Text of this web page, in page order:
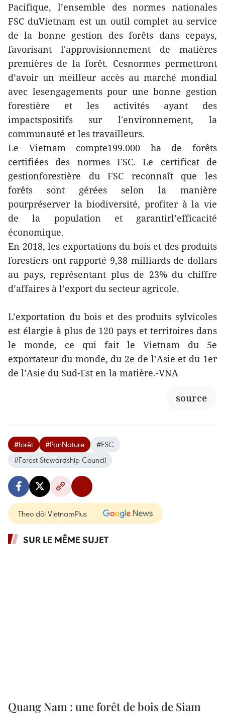
Pacifique, l’ensemble des normes nationales
FSC duVietnam est un outil complet au service
de la bonne gestion des forêts dans cepays,
favorisant l'approvisionnement de matières
premières de la forêt. Cesnormes permettront
d’avoir un meilleur accès au marché mondial
avec lesengagements pour une bonne gestion
forestière et les activités ayant des
impactspositifs sur l'environnement, la
communauté et les travailleurs.
Le Vietnam compte199.000 ha de forêts
certifiées des normes FSC. Le certificat de
gestionforestière du FSC reconnaît que les
forêts sont gérées selon la manière
pourpréserver la biodiversité, profiter à la vie
de la population et garantirl’efficacité
économique.
En 2018, les exportations du bois et des produits
forestiers ont rapporté 9,38 milliards de dollars
au pays, représentant plus de 23% du chiffre
d’affaires à l’export du secteur agricole.
L’exportation du bois et des produits sylvicoles
est élargie à plus de 120 pays et territoires dans
le monde, ce qui fait le Vietnam du 5e
exportateur du monde, du 2e de l’Asie et du 1er
de l’Asie du Sud-Est en la matière.-VNA
source
#forêt #PanNature
#FSC
#Forest Stewardship Council
Theo dõi VietnamPlus
SUR LE MÊME SUJET
Quang Nam : une forêt de bois de Siam